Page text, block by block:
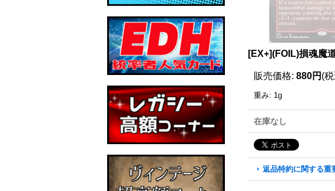
[EX+](FOIL)損魂魔
販売価格: 880円 (
重み: 1g
在庫なし
返品特約に関する重